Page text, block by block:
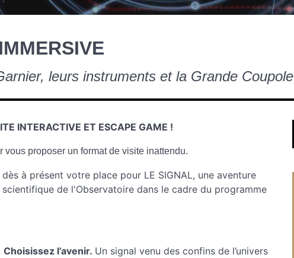
leurs instruments et la Grande Coupole
INTERACTIVE ET ESCAPE GAME !
proposer un format de visite inattendu.
à présent votre place pour LE SIGNAL, une aventure
de l'Observatoire dans le cadre du programme
Choisissez l’avenir. Un signal venu des confins de l’univers